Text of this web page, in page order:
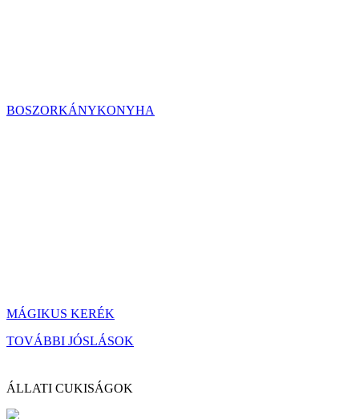
BOSZORKÁNYKONYHA
MÁGIKUS KERÉK
TOVÁBBI JÓSLÁSOK
ÁLLATI CUKISÁGOK